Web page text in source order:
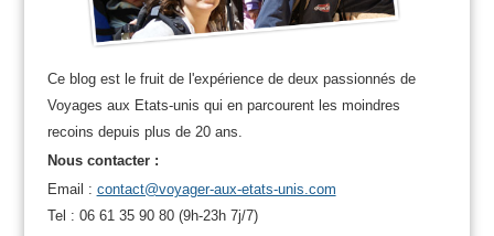
Ce blog est le fruit de l'expérience de deux passionnés de
Voyages aux Etats-unis qui en parcourent les moindres
recoins depuis plus de 20 ans.
Nous contacter :
Email : contact@voyager-aux-etats-unis.com
Tel : 06 61 35 90 80 (9h-23h 7j/7)